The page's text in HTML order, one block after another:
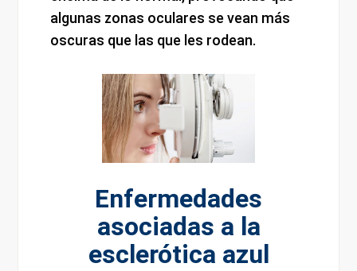
algunas zonas oculares se vean más
oscuras que las que les rodean.
Enfermedades
asociadas a la
esclerótica azul